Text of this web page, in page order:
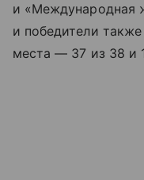
и «Международная
и победители
места — 37 из 38 и